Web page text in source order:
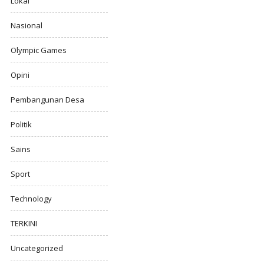
Nasional
Olympic Games
Opini
Pembangunan Desa
Politik
Sains
Sport
Technology
TERKINI
Uncategorized